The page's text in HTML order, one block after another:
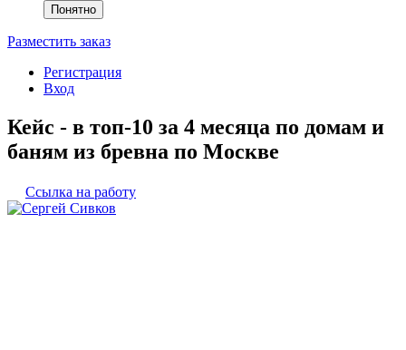
Понятно
Разместить заказ
Регистрация
Вход
Кейс - в топ-10 за 4 месяца по домам и
баням из бревна по Москве
Ссылка на работу